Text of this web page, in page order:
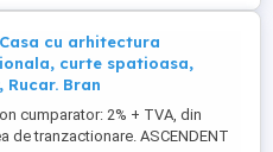
cu arhitectura
curte spatioasa,
Rucar. Bran
cumparator: 2% + TVA, din
de tranzactionare. ASCENDENT